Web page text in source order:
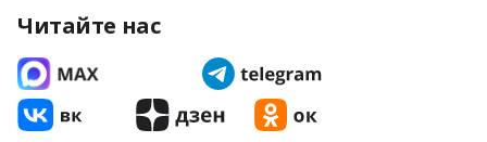
Читайте нас